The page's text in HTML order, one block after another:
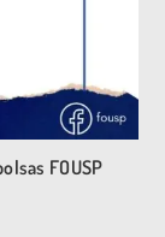
FOUSP